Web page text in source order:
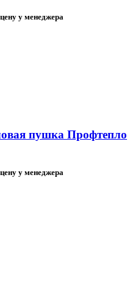
у менеджера
пушка Профтепло
у менеджера